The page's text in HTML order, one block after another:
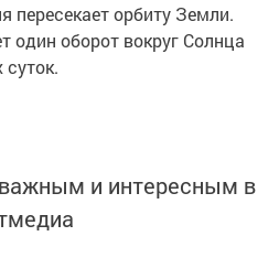
пересекает орбиту Земли.
один оборот вокруг Солнца
и интересным в